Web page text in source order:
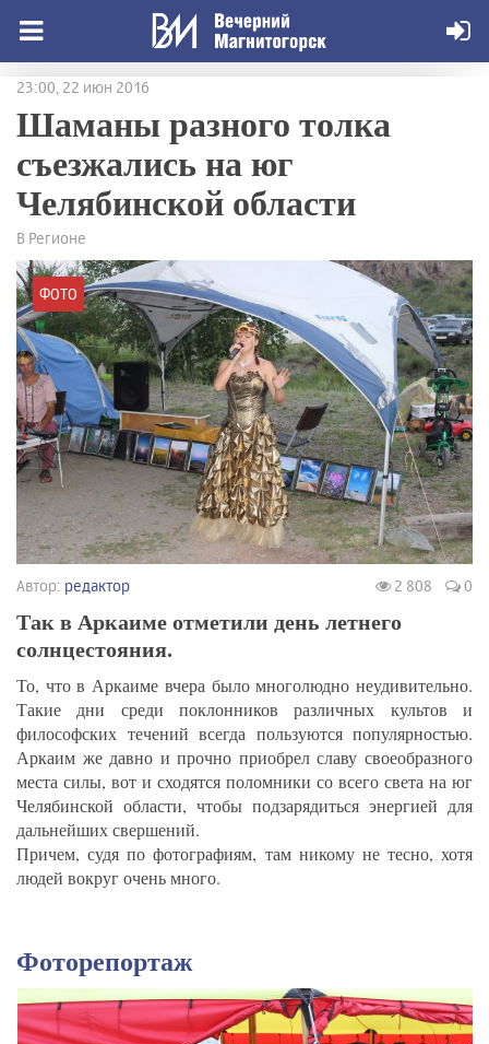
23:00, 22 июн 2016
Шаманы разного толка
съезжались на юг
Челябинской области
В Регионе
ФОТО
Автор: редактор 2 808 0
Так в Аркаиме отметили день летнего
солнцестояния.
То, что в Аркаиме вчера было многолюдно неудивительно.
Такие дни среди поклонников различных культов и
философских течений всегда пользуются популярностью.
Аркаим же давно и прочно приобрел славу своеобразного
места силы, вот и сходятся поломники со всего света на юг
Челябинской области, чтобы подзарядиться энергией для
дальнейших свершений.
Причем, судя по фотографиям, там никому не тесно, хотя
людей вокруг очень много.
Фоторепортаж